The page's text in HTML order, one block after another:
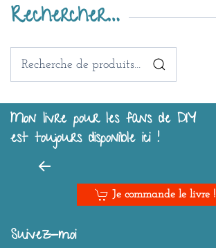
Rechercher…
Recherche
Mon livre pour les fans de DIY
est toujours disponible ici !
Je commande le livre !
Suivez-moi